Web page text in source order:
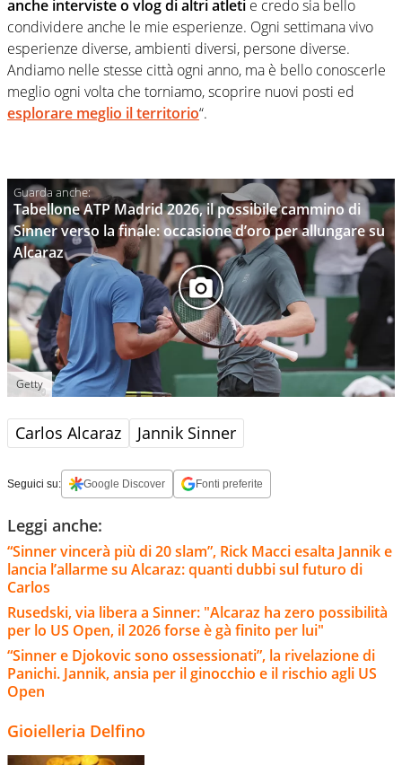
anche interviste o vlog di altri atleti e credo sia bello
condividere anche le mie esperienze. Ogni settimana vivo
esperienze diverse, ambienti diversi, persone diverse.
Andiamo nelle stesse città ogni anno, ma è bello conoscerle
meglio ogni volta che torniamo, scoprire nuovi posti ed
esplorare meglio il territorio“.
Tabellone ATP Madrid 2026, il possibile cammino di
Sinner verso la finale: occasione d’oro per allungare su
Alcaraz
Getty
Carlos Alcaraz Jannik Sinner
Seguici su: Google Discover Fonti preferite
Leggi anche:
“Sinner vincerà più di 20 slam”, Rick Macci esalta Jannik e
lancia l’allarme su Alcaraz: quanti dubbi sul futuro di
Carlos
Rusedski, via libera a Sinner: "Alcaraz ha zero possibilità
per lo US Open, il 2026 forse è gà finito per lui"
“Sinner e Djokovic sono ossessionati”, la rivelazione di
Panichi. Jannik, ansia per il ginocchio e il rischio agli US
Open
Gioielleria Delfino